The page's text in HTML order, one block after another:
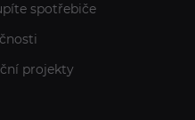
spotřebiče
projekty